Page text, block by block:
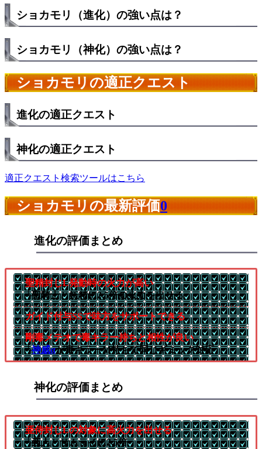
ショカモリ（進化）の強い点は？
ショカモリ（神化）の強い点は？
ショカモリの適正クエスト
進化の適正クエスト
神化の適正クエスト
適正クエスト検索ツールはこちら
ショカモリの最新評価0
進化の評価まとめ
聖精封じL発動時の火力が高い
└聖騎士と妖精に2.5倍の火力を出せる
ガイド付与SSで味方をサポートできる
剛毒メテオで毒キラー持ちと相性が良い
└神威αが毒キラーM持ちで同じギミック対応
神化の評価まとめ
亜侍封じLの対象に高火力を出せる
└亜人とサムライに2.5倍